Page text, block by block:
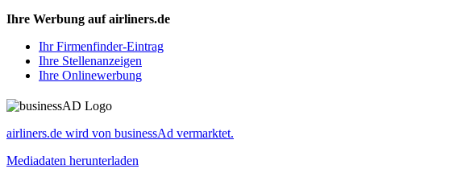
Ihre Werbung auf airliners.de
Ihr Firmenfinder-Eintrag
Ihre Stellenanzeigen
Ihre Onlinewerbung
airliners.de wird von businessAd vermarktet.
Mediadaten herunterladen